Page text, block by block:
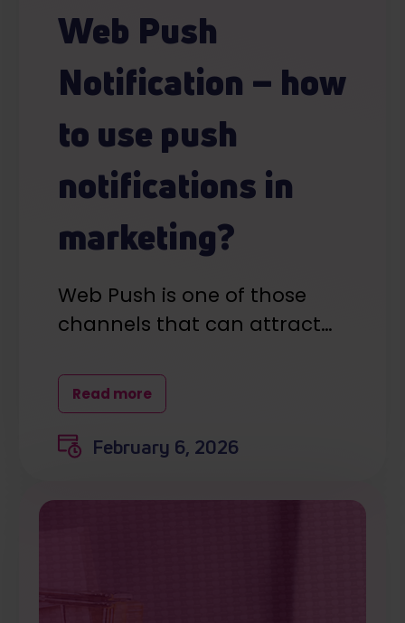
Web Push
Notification – how
to use push
notifications in
marketing?
Web Push is one of those
channels that can attract…
Read more
February 6, 2026